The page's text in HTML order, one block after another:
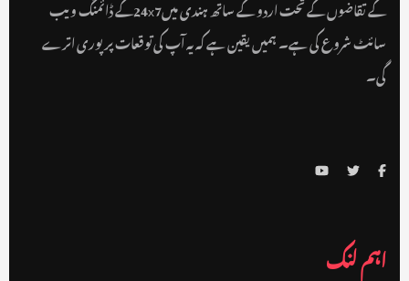
کے تقاضوں کے تحت اردو کے ساتھ ہندی میں24x7کے ڈائمنگ ویب
سائٹ شروع کی ہے۔ ہمیں یقین ہے کہ یہ آپ کی توقعات پر پوری اترے
گی۔
اہم لنک